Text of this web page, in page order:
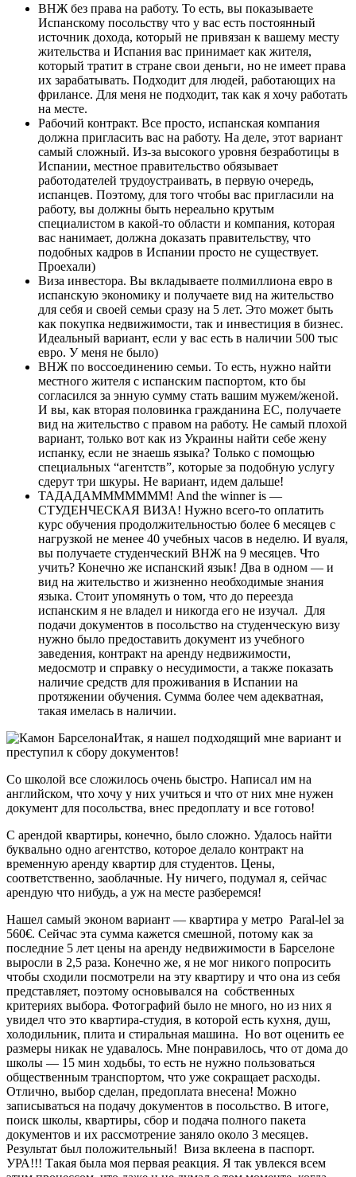
ВНЖ без права на работу. То есть, вы показываете
Испанскому посольству что у вас есть постоянный
источник дохода, который не привязан к вашему месту
жительства и Испания вас принимает как жителя,
который тратит в стране свои деньги, но не имеет права
их зарабатывать. Подходит для людей, работающих на
фрилансе. Для меня не подходит, так как я хочу работать
на месте.
Рабочий контракт. Все просто, испанская компания
должна пригласить вас на работу. На деле, этот вариант
самый сложный. Из-за высокого уровня безработицы в
Испании, местное правительство обязывает
работодателей трудоустраивать, в первую очередь,
испанцев. Поэтому, для того чтобы вас пригласили на
работу, вы должны быть нереально крутым
специалистом в какой-то области и компания, которая
вас нанимает, должна доказать правительству, что
подобных кадров в Испании просто не существует.
Проехали)
Виза инвестора. Вы вкладываете полмиллиона евро в
испанскую экономику и получаете вид на жительство
для себя и своей семьи сразу на 5 лет. Это может быть
как покупка недвижимости, так и инвестиция в бизнес.
Идеальный вариант, если у вас есть в наличии 500 тыс
евро. У меня не было)
ВНЖ по воссоединению семьи. То есть, нужно найти
местного жителя с испанским паспортом, кто бы
согласился за энную сумму стать вашим мужем/женой.
И вы, как вторая половинка гражданина ЕС, получаете
вид на жительство с правом на работу. Не самый плохой
вариант, только вот как из Украины найти себе жену
испанку, если не знаешь языка? Только с помощью
специальных “агентств”, которые за подобную услугу
сдерут три шкуры. Не вариант, идем дальше!
ТАДАДАМММММММ! And the winner is —
СТУДЕНЧЕСКАЯ ВИЗА! Нужно всего-то оплатить
курс обучения продолжительностью более 6 месяцев с
нагрузкой не менее 40 учебных часов в неделю. И вуаля,
вы получаете студенческий ВНЖ на 9 месяцев. Что
учить? Конечно же испанский язык! Два в одном — и
вид на жительство и жизненно необходимые знания
языка. Стоит упомянуть о том, что до переезда
испанским я не владел и никогда его не изучал. Для
подачи документов в посольство на студенческую визу
нужно было предоставить документ из учебного
заведения, контракт на аренду недвижимости,
медосмотр и справку о несудимости, а также показать
наличие средств для проживания в Испании на
протяжении обучения. Сумма более чем адекватная,
такая имелась в наличии.
Итак, я нашел подходящий мне вариант и
преступил к сбору документов!
Со школой все сложилось очень быстро. Написал им на
английском, что хочу у них учиться и что от них мне нужен
документ для посольства, внес предоплату и все готово!
С арендой квартиры, конечно, было сложно. Удалось найти
буквально одно агентство, которое делало контракт на
временную аренду квартир для студентов. Цены,
соответственно, заоблачные. Ну ничего, подумал я, сейчас
арендую что нибудь, а уж на месте разберемся!
Нашел самый эконом вариант — квартира у метро Paral-lel за
560€. Сейчас эта сумма кажется смешной, потому как за
последние 5 лет цены на аренду недвижимости в Барселоне
выросли в 2,5 раза. Конечно же, я не мог никого попросить
чтобы сходили посмотрели на эту квартиру и что она из себя
представляет, поэтому основывался на собственных
критериях выбора. Фотографий было не много, но из них я
увидел что это квартира-студия, в которой есть кухня, душ,
холодильник, плита и стиральная машина. Но вот оценить ее
размеры никак не удавалось. Мне понравилось, что от дома до
школы — 15 мин ходьбы, то есть не нужно пользоваться
общественным транспортом, что уже сокращает расходы.
Отлично, выбор сделан, предоплата внесена! Можно
записываться на подачу документов в посольство. В итоге,
поиск школы, квартиры, сбор и подача полного пакета
документов и их рассмотрение заняло около 3 месяцев.
Результат был положительный! Виза вклеена в паспорт.
УРА!!! Такая была моя первая реакция. Я так увлекся всем